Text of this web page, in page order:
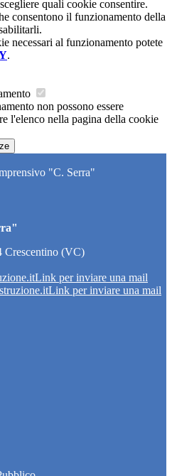
quali cookie consentire.
consentono il funzionamento della
necessari al funzionamento potete
.
non possono essere
l'elenco nella pagina della cookie
"C. Serra"
Crescentino (VC)
Link per inviare una mail
Link per inviare una mail